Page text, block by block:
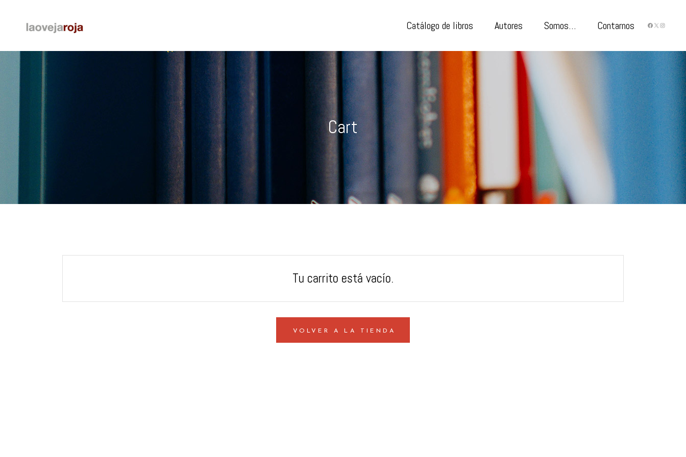
Catálogo de libros Autores Somos… Contarnos X
Cart
Tu carrito está vacío.
VOLVER A LA TIENDA